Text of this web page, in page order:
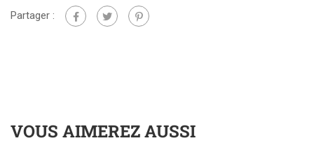
Partager :
VOUS AIMEREZ AUSSI